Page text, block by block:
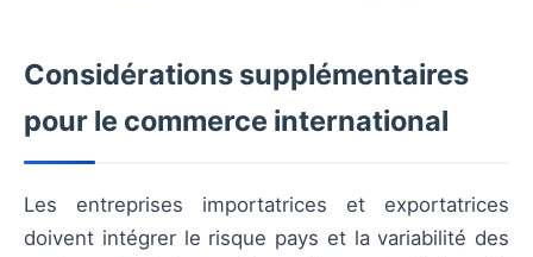
Considérations supplémentaires
pour le commerce international
Les entreprises importatrices et exportatrices
doivent intégrer le risque pays et la variabilité des